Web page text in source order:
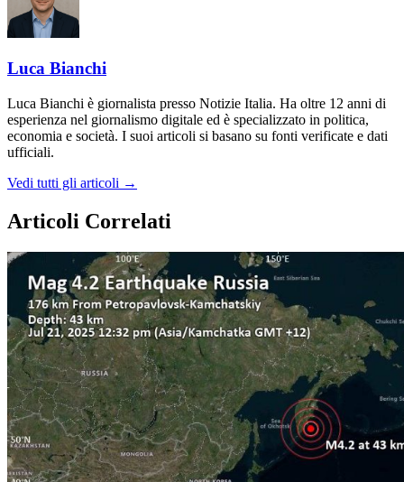
Luca Bianchi
Luca Bianchi è giornalista presso Notizie Italia. Ha oltre 12 anni di
esperienza nel giornalismo digitale ed è specializzato in politica,
economia e società. I suoi articoli si basano su fonti verificate e dati
ufficiali.
Vedi tutti gli articoli →
Articoli Correlati